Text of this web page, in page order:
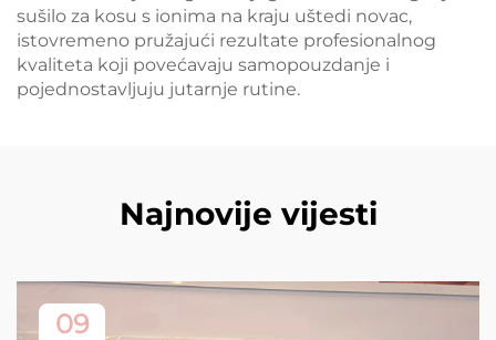
sušilo za kosu s ionima na kraju uštedi novac,
istovremeno pružajući rezultate profesionalnog
kvaliteta koji povećavaju samopouzdanje i
pojednostavljuju jutarnje rutine.
Najnovije vijesti
09